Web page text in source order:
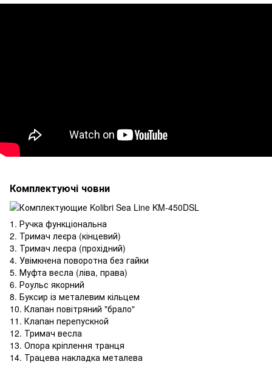
Комплектуючі човни
1. Ручка функціональна
2. Тримач леєра (кінцевий)
3. Тримач леєра (прохідний)
4. Увімкнена поворотна без гайки
5. Муфта весла (ліва, права)
6. Роульс якорний
8. Буксир із металевим кільцем
10. Клапан повітряний "брало"
11. Клапан перепускной
12. Тримач весла
13. Опора кріплення транця
14. Трацева накладка металева